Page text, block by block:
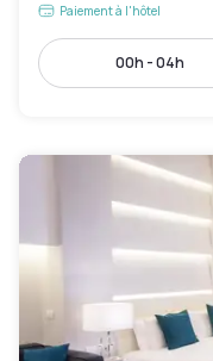
Paiement à l'hôtel
00h - 04h